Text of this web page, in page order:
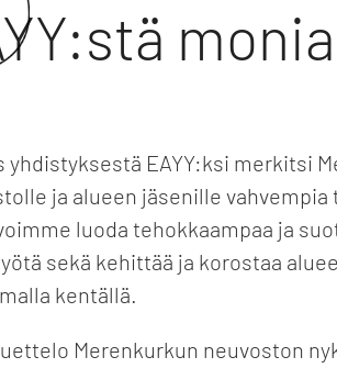
yhdistyksestä EAYY:ksi merkitsi
ja alueen jäsenille vahvempia
luoda tehokkaampaa ja
sekä kehittää ja korostaa
kentällä.
Merenkurkun neuvoston